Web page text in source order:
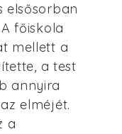
elsősorban
főiskola
mellett a
a test
annyira
elméjét.
a